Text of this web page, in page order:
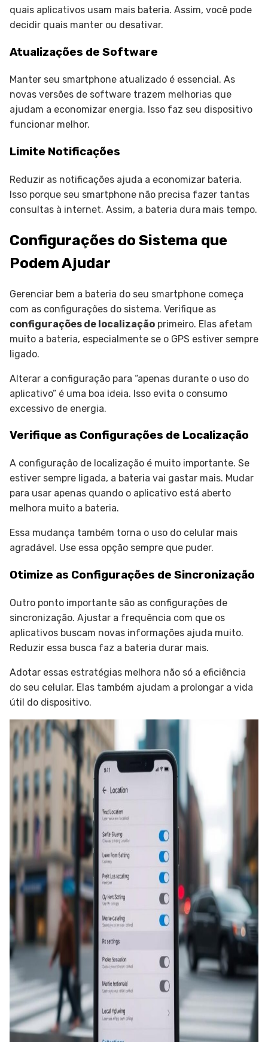
quais aplicativos usam mais bateria. Assim, você pode
decidir quais manter ou desativar.
Atualizações de Software
Manter seu smartphone atualizado é essencial. As
novas versões de software trazem melhorias que
ajudam a economizar energia. Isso faz seu dispositivo
funcionar melhor.
Limite Notificações
Reduzir as notificações ajuda a economizar bateria.
Isso porque seu smartphone não precisa fazer tantas
consultas à internet. Assim, a bateria dura mais tempo.
Configurações do Sistema que
Podem Ajudar
Gerenciar bem a bateria do seu smartphone começa
com as configurações do sistema. Verifique as
configurações de localização primeiro. Elas afetam
muito a bateria, especialmente se o GPS estiver sempre
ligado.
Alterar a configuração para “apenas durante o uso do
aplicativo” é uma boa ideia. Isso evita o consumo
excessivo de energia.
Verifique as Configurações de Localização
A configuração de localização é muito importante. Se
estiver sempre ligada, a bateria vai gastar mais. Mudar
para usar apenas quando o aplicativo está aberto
melhora muito a bateria.
Essa mudança também torna o uso do celular mais
agradável. Use essa opção sempre que puder.
Otimize as Configurações de Sincronização
Outro ponto importante são as configurações de
sincronização. Ajustar a frequência com que os
aplicativos buscam novas informações ajuda muito.
Reduzir essa busca faz a bateria durar mais.
Adotar essas estratégias melhora não só a eficiência
do seu celular. Elas também ajudam a prolongar a vida
útil do dispositivo.